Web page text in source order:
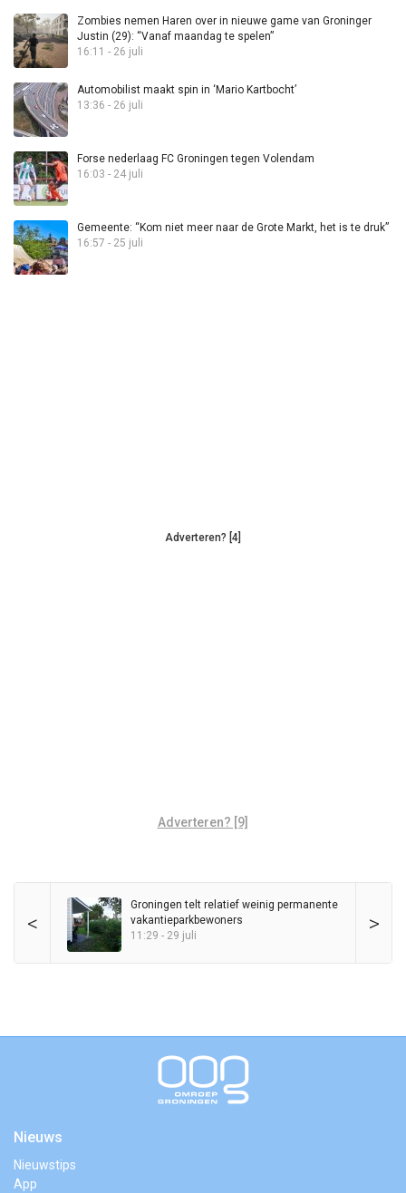
Zombies nemen Haren over in nieuwe game van Groninger
Justin (29): “Vanaf maandag te spelen”
16:11 - 26 juli
Automobilist maakt spin in ‘Mario Kartbocht’
13:36 - 26 juli
Forse nederlaag FC Groningen tegen Volendam
16:03 - 24 juli
Gemeente: “Kom niet meer naar de Grote Markt, het is te druk”
16:57 - 25 juli
Adverteren? [4]
Adverteren? [9]
< >
Groningen telt relatief weinig permanente
vakantieparkbewoners
11:29 - 29 juli
Nieuws
Nieuwstips
App